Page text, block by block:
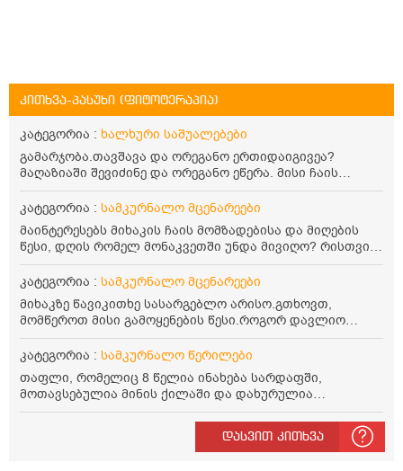
კითხვა-პასუხი (ფიტოტერაპია)
კატეგორია : ხალხური საშუალებები
გამარჯობა.თავშავა და ორეგანო ერთიდაიგივეა?
მაღაზიაში შევიძინე და ორეგანო ეწერა. მისი ჩაის
დალევის წესი მაინტერესებს.რისთვის არის კარგი?
წავიკითხე რომ: 1 ჭიქა თბილ წყალში ჩავყაროთ 1 ჩაის
კოვზი დაქუცმაცებული და გამხმარი ორეგანო და
გავაჩეროთ 10-15 წუთი, მივიღოთო ჭამიდან 1-2 საათში.
მიზანი: ანტიოქსიდანტური და ანთების საწინააღმდეგო
თვისება. სწორია ეს ინფორმაცია? უკუჩვენება რა აქვს
და ბრონქულ ასთმას თუ შველის ორეგანოს ჩაი?
კატეგორია : სამკურნალო მცენარეები
მაინტერესებს მიხაკის ჩაის მომზადებისა და მიღების
წესი, დღის რომელ მონაკვეთში უნდა მივიღო? რისთვის
არის სასარგებლო და უკუჩვენება თუ აქვს
კატეგორია : სამკურნალო მცენარეები
მიხაკზე წავიკითხე სასარგებლო არისო.გთხოვთ,
მომწეროთ მისი გამოყენების წესი.როგორ დავლიო
მიხაკის ჩაი. ასევე მაინტერესებს ლეიკოციტები მაქვს
ოდნავ დაბალი და წავიკითხე ლეიკოციტების დონეს
კატეგორია : სამკურნალო წერილები
თაფლი, რომელიც 8 წელია ინახება სარდაფში,
მოთავსებულია მინის ქილაში და დახურულია
პლასტმასის სახურავით. ექნება თუ არა შენარჩუნებული
სასარგებლო თვისებები და შეიძლება თუ არა მისი
დასვით კითხვა